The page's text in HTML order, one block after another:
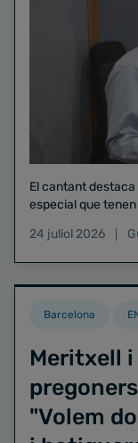
El cantant
especial que
24 juliol 2026
Barcelona
Meritxell
"Volem